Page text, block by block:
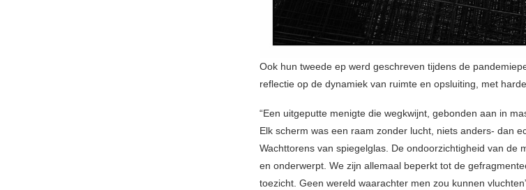
Ook hun tweede ep werd geschreven tijdens de
reflectie op de dynamiek van ruimte en opsluiting, met
“Een uitgeputte menigte die wegkwijnt, gebonden aan in
Elk scherm was een ​​raam zonder lucht, niets anders- dan
Wachttorens van spiegelglas. De ondoorzichtigheid van de
en onderwerpt. We zijn allemaal beperkt tot de
toezicht. Geen wereld waarachter men zou kunnen